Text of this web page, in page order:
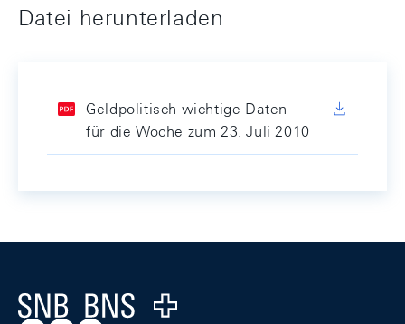
Datei herunterladen
Geldpolitisch wichtige Daten
für die Woche zum 23. Juli 2010
Logo